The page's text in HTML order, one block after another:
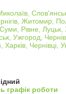
Житомир,
Рівне, Луцьк,
Ужгород,
Чернівці,
графік роботи